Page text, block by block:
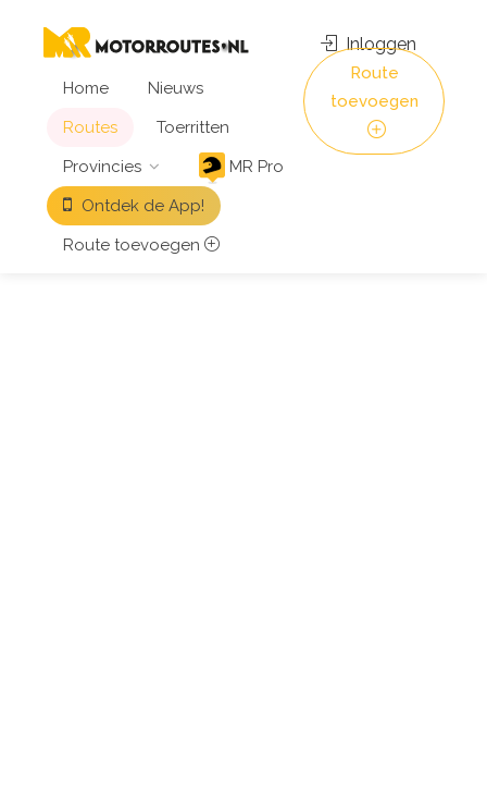
Home
Nieuws
Routes
Toerritten
Provincies
MR Pro
Ontdek de App!
Route toevoegen
Inloggen
Route
toevoegen